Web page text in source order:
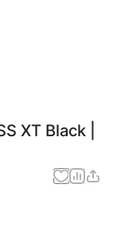
XT Black |